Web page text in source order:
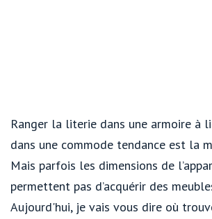
Ranger la literie dans une armoire à
dans une commode tendance est la
Mais parfois les dimensions de
permettent pas d’acquérir des
Aujourd'hui, je vais vous dire où